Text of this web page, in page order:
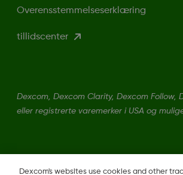
Overensstemmelseserklæring
tillidscenter
Dexcom, Dexcom Clarity, Dexcom Follow,
eller registrerte varemerker i USA og
Dexcom's websites use cookies and other